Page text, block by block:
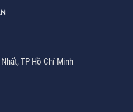
TP Hồ Chí Minh